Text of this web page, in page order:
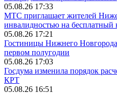
05.08.26 17:33
МТС приглашает жителей
инвалидностью на
05.08.26 17:21
Гостиницы Нижнего
первом полугодии
05.08.26 17:03
Госдума изменила порядок
КРТ
05.08.26 16:51